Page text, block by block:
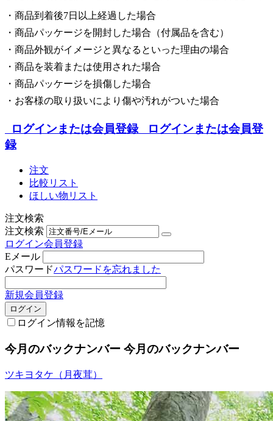
・商品到着後7日以上経過した場合
・商品パッケージを開封した場合（付属品を含む）
・商品外観がイメージと異なるといった理由の場合
・商品を装着または使用された場合
・商品パッケージを損傷した場合
・お客様の取り扱いにより傷や汚れがついた場合
ログインまたは会員登録
ログインまたは会員登
録
注文
比較リスト
ほしい物リスト
注文検索
注文検索
ログイン会員登録
Eメール
パスワードパスワードを忘れました
新規会員登録
ログイン
ログイン情報を記憶
今月のバックナンバー 今月のバックナンバー
ツキヨタケ（月夜茸）